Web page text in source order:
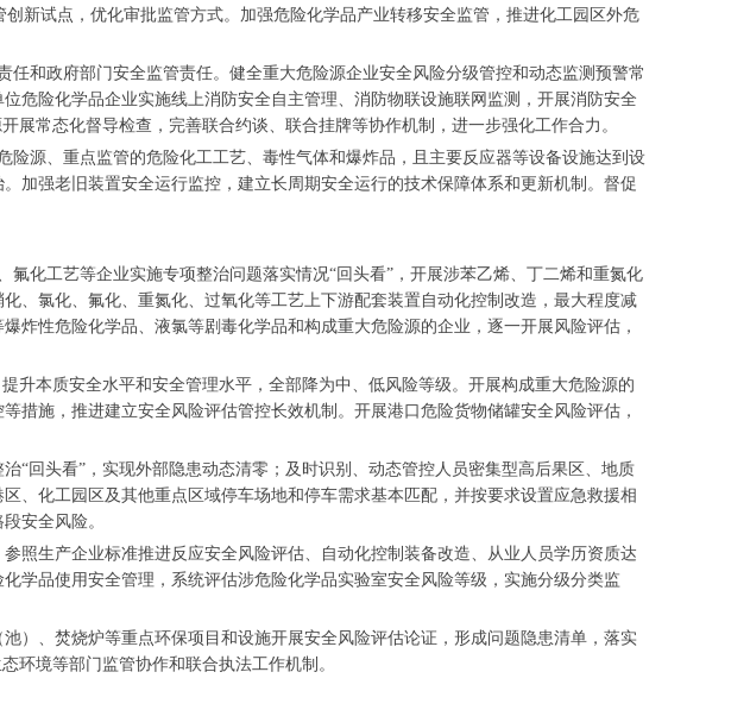
新试点，优化审批监管方式。加强危险化学品产业转移安全监管，推进化工园区外危
和政府部门安全监管责任。健全重大危险源企业安全风险分级管控和动态监测预警常
危险化学品企业实施线上消防安全自主管理、消防物联设施联网监测，开展消防安全
常态化督导检查，完善联合约谈、联合挂牌等协作机制，进一步强化工作合力。
源、重点监管的危险化工工艺、毒性气体和爆炸品，且主要反应器等设备设施达到设
加强老旧装置安全运行监控，建立长周期安全运行的技术保障体系和更新机制。督促
化工艺等企业实施专项整治问题落实情况“回头看”，开展涉苯乙烯、丁二烯和重氮化
、氯化、氟化、重氮化、过氧化等工艺上下游配套装置自动化控制改造，最大程度减
炸性危险化学品、液氯等剧毒化学品和构成重大危险源的企业，逐一开展风险评估，
本质安全水平和安全管理水平，全部降为中、低风险等级。开展构成重大危险源的
施，推进建立安全风险评估管控长效机制。开展港口危险货物储罐安全风险评估，
回头看”，实现外部隐患动态清零；及时识别、动态管控人员密集型高后果区、地质
、化工园区及其他重点区域停车场地和停车需求基本匹配，并按要求设置应急救援相
安全风险。
生产企业标准推进反应安全风险评估、自动化控制装备改造、从业人员学历资质达
学品使用安全管理，系统评估涉危险化学品实验室安全风险等级，实施分级分类监
、焚烧炉等重点环保项目和设施开展安全风险评估论证，形成问题隐患清单，落实
环境等部门监管协作和联合执法工作机制。